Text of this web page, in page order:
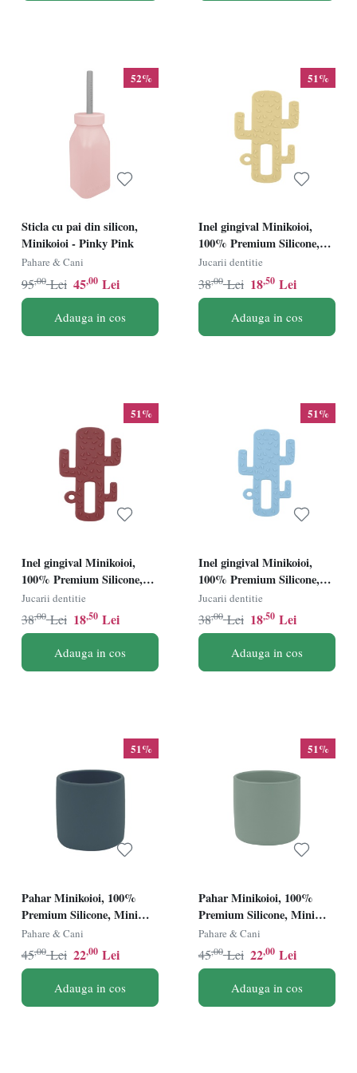
52%
Sticla cu pai din silicon,
Minikoioi - Pinky Pink
Pahare & Cani
45,00 Lei
95,00 Lei
Adauga in cos
51%
Inel gingival Minikoioi,
100% Premium Silicone,
Cactus â€“ Mellow Yellow
Jucarii dentitie
18,50 Lei
38,00 Lei
Adauga in cos
51%
Inel gingival Minikoioi,
100% Premium Silicone,
Cactus â€“ Velvet Rose
Jucarii dentitie
18,50 Lei
38,00 Lei
Adauga in cos
51%
Inel gingival Minikoioi,
100% Premium Silicone,
Cactus â€“ MIneral Blue
Jucarii dentitie
18,50 Lei
38,00 Lei
Adauga in cos
51%
Pahar Minikoioi, 100%
Premium Silicone, Mini
Cup â€“ Deep Blue
Pahare & Cani
22,00 Lei
45,00 Lei
Adauga in cos
51%
Pahar Minikoioi, 100%
Premium Silicone, Mini
Cup â€“ Bubble Beige
Pahare & Cani
22,00 Lei
45,00 Lei
Adauga in cos